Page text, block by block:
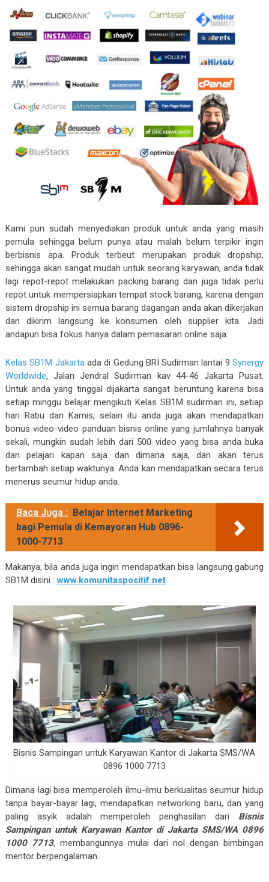
Kami pun sudah menyediakan produk untuk anda yang masih
pemula sehingga belum punya atau malah belum terpikir ingin
berbisnis apa. Produk terbeut merupakan produk dropship,
sehingga akan sangat mudah untuk seorang karyawan, anda tidak
lagi repot-repot melakukan packing barang dan juga tidak perlu
repot untuk mempersiapkan tempat stock barang, karena dengan
sistem dropship ini semua barang dagangan anda akan dikerjakan
dan dikirim langsung ke konsumen oleh supplier kita. Jadi
andapun bisa fokus hanya dalam pemasaran online saja.
Kelas SB1M Jakartaada di Gedung BRI Sudirman lantai 9Synergy
Worldwide, Jalan Jendral Sudirman kav 44-46 Jakarta Pusat.
Untuk anda yang tinggal dijakarta sangat beruntung karena bisa
setiap minggu belajar mengikuti Kelas SB1M sudirman ini, setiap
hari Rabu dan Kamis, selain itu anda juga akan mendapatkan
bonus video-video panduan bisnis online yang jumlahnya banyak
sekali, mungkin sudah lebih dari 500 video yang bisa anda buka
dan pelajari kapan saja dan dimana saja, dan akan terus
bertambah setiap waktunya. Anda kan mendapatkan secara terus
menerus seumur hidup anda.
Baca Juga : Belajar Internet Marketing
bagi Pemula di Kemayoran Hub 0896-
1000-7713
Makanya, bila anda juga ingin mendapatkan bisa langsung gabung
SB1M disini :www.komunitaspositif.net
Bisnis Sampingan untuk Karyawan Kantor di Jakarta SMS/WA
0896 1000 7713
Dimana lagi bisa memperoleh ilmu-ilmu berkualitas seumur hidup
tanpa bayar-bayar lagi, mendapatkan networking baru, dan yang
paling asyik adalah memperoleh penghasilan dari Bisnis
Sampingan untuk Karyawan Kantor di Jakarta SMS/WA 0896
1000 7713, membangunnya mulai dari nol dengan bimbingan
mentor berpengalaman.